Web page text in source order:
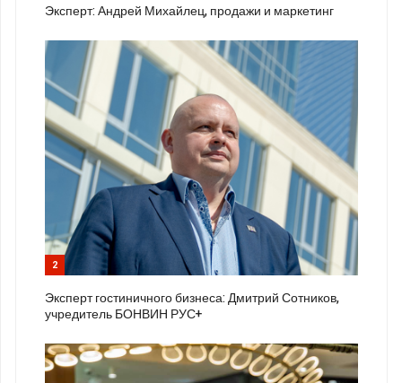
Эксперт: Андрей Михайлец, продажи и маркетинг
2
Эксперт гостиничного бизнеса: Дмитрий Сотников,
учредитель БОНВИН РУС+